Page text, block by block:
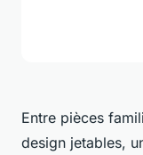
Entre pièces
design jetables,